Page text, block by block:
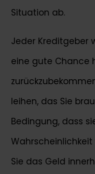
Situation ab.
Jeder Kreditgeber
eine gute Chance
leihen, das Sie
Bedingung, dass
Sie das Geld